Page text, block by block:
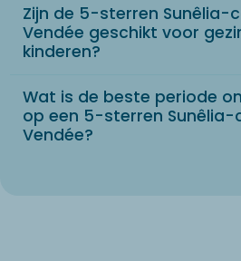
Zijn de 5-sterren Sunêlia-
Vendée geschikt voor
kinderen?
Wat is de beste periode
op een 5-sterren Sunêlia-
Vendée?